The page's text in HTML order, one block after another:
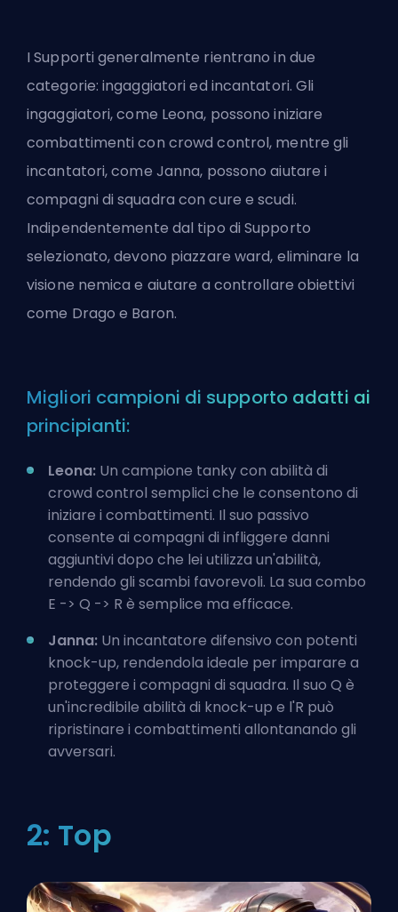
I Supporti generalmente rientrano in due
categorie: ingaggiatori ed incantatori. Gli
ingaggiatori, come Leona, possono iniziare
combattimenti con crowd control, mentre gli
incantatori, come Janna, possono aiutare i
compagni di squadra con cure e scudi.
Indipendentemente dal tipo di Supporto
selezionato, devono piazzare ward, eliminare la
visione nemica e aiutare a controllare obiettivi
come Drago e Baron.
Migliori campioni di supporto adatti ai
principianti:
Leona: Un campione tanky con abilità di
crowd control semplici che le consentono di
iniziare i combattimenti. Il suo passivo
consente ai compagni di infliggere danni
aggiuntivi dopo che lei utilizza un'abilità,
rendendo gli scambi favorevoli. La sua combo
E -> Q -> R è semplice ma efficace.
Janna: Un incantatore difensivo con potenti
knock-up, rendendola ideale per imparare a
proteggere i compagni di squadra. Il suo Q è
un'incredibile abilità di knock-up e l'R può
ripristinare i combattimenti allontanando gli
avversari.
2: Top